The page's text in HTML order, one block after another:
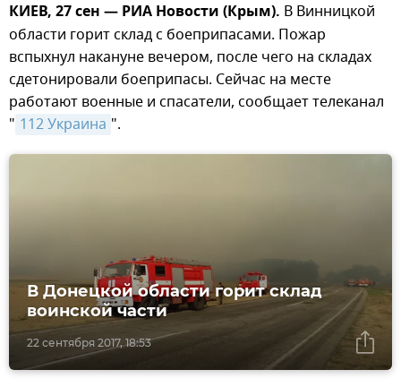
КИЕВ, 27 сен — РИА Новости (Крым). В Винницкой
области горит склад с боеприпасами. Пожар
вспыхнул накануне вечером, после чего на складах
сдетонировали боеприпасы. Сейчас на месте
работают военные и спасатели, сообщает телеканал
" 112 Украина ".
22 сентября 2017, 18:53
В Донецкой области горит склад
воинской части